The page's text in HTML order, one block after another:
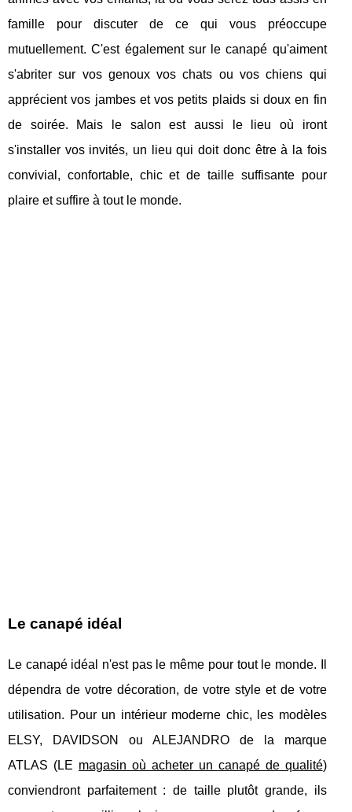
famille pour discuter de ce qui vous préoccupe
mutuellement. C'est également sur le canapé qu'aiment
s'abriter sur vos genoux vos chats ou vos chiens qui
apprécient vos jambes et vos petits plaids si doux en fin
de soirée. Mais le salon est aussi le lieu où iront
s'installer vos invités, un lieu qui doit donc être à la fois
convivial, confortable, chic et de taille suffisante pour
plaire et suffire à tout le monde.
Le canapé idéal
Le canapé idéal n'est pas le même pour tout le monde. Il
dépendra de votre décoration, de votre style et de votre
utilisation. Pour un intérieur moderne chic, les modèles
ELSY, DAVIDSON ou ALEJANDRO de la marque
ATLAS (LE magasin où acheter un canapé de qualité)
conviendront parfaitement : de taille plutôt grande, ils